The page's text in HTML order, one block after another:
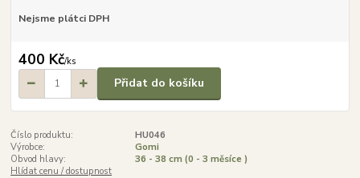
Nejsme plátci DPH
400 Kč/ks
Přidat do košíku
Číslo produktu:
HU046
Výrobce:
Gomi
Obvod hlavy:
36 - 38 cm (0 - 3 měsíce )
Hlídat cenu / dostupnost